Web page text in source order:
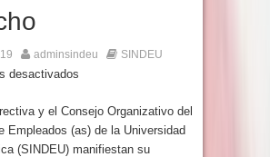
adminsindeu SINDEU
desactivados
y el Consejo Organizativo del
Empleados (as) de la Universidad
(SINDEU) manifiestan su